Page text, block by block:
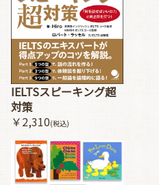
IELTSスピーキング超
対策
￥2,310(税込)